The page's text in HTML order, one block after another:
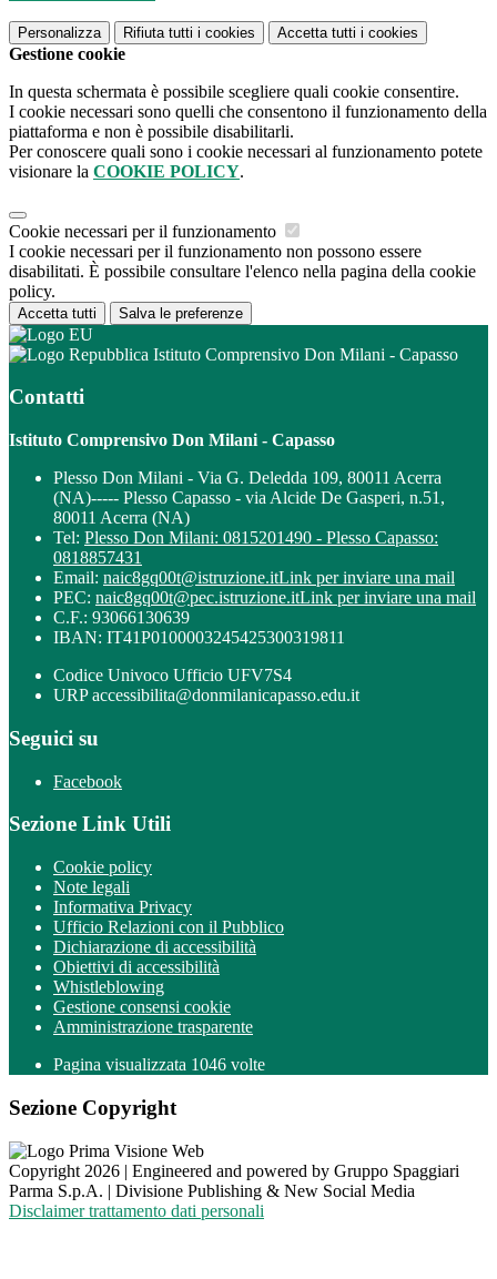
Personalizza Rifiuta tutti i cookies Accetta tutti i cookies
Gestione cookie
In questa schermata è possibile scegliere quali cookie consentire.
I cookie necessari sono quelli che consentono il funzionamento della
piattaforma e non è possibile disabilitarli.
Per conoscere quali sono i cookie necessari al funzionamento potete
visionare la COOKIE POLICY.
Cookie necessari per il funzionamento
I cookie necessari per il funzionamento non possono essere
disabilitati. È possibile consultare l'elenco nella pagina della cookie
policy.
Accetta tutti Salva le preferenze
Istituto Comprensivo Don Milani - Capasso
Contatti
Istituto Comprensivo Don Milani - Capasso
Plesso Don Milani - Via G. Deledda 109, 80011 Acerra
(NA)----- Plesso Capasso - via Alcide De Gasperi, n.51,
80011 Acerra (NA)
Tel: Plesso Don Milani: 0815201490 - Plesso Capasso:
0818857431
Email: naic8gq00t@istruzione.itLink per inviare una mail
PEC: naic8gq00t@pec.istruzione.itLink per inviare una mail
C.F.: 93066130639
IBAN: IT41P0100003245425300319811
Codice Univoco Ufficio UFV7S4
URP accessibilita@donmilanicapasso.edu.it
Seguici su
Facebook
Sezione Link Utili
Cookie policy
Note legali
Informativa Privacy
Ufficio Relazioni con il Pubblico
Dichiarazione di accessibilità
Obiettivi di accessibilità
Whistleblowing
Gestione consensi cookie
Amministrazione trasparente
Pagina visualizzata 1046 volte
Sezione Copyright
Copyright 2026 | Engineered and powered by Gruppo Spaggiari
Parma S.p.A. | Divisione Publishing & New Social Media
Disclaimer trattamento dati personali